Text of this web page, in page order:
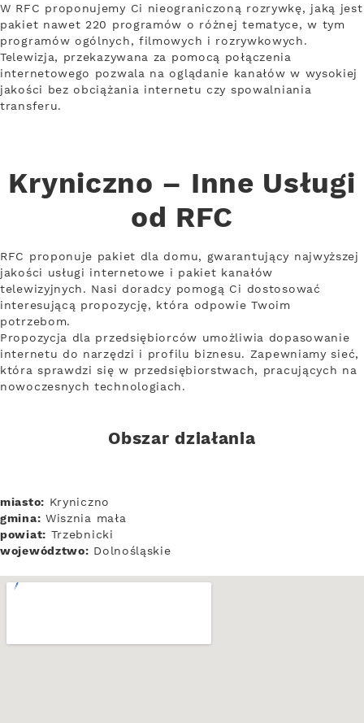
W RFC proponujemy Ci nieograniczoną rozrywkę, jaką jest
pakiet nawet 220 programów o różnej tematyce, w tym
programów ogólnych, filmowych i rozrywkowych.
Telewizja, przekazywana za pomocą połączenia
internetowego pozwala na oglądanie kanałów w wysokiej
jakości bez obciążania internetu czy spowalniania
transferu.
Kryniczno – Inne Usługi
od RFC
RFC proponuje pakiet dla domu, gwarantujący najwyższej
jakości usługi internetowe i pakiet kanałów
telewizyjnych. Nasi doradcy pomogą Ci dostosować
interesującą propozycję, która odpowie Twoim
potrzebom.
Propozycja dla przedsiębiorców umożliwia dopasowanie
internetu do narzędzi i profilu biznesu. Zapewniamy sieć,
która sprawdzi się w przedsiębiorstwach, pracujących na
nowoczesnych technologiach.
Obszar działania
miasto: Kryniczno
gmina: Wisznia mała
powiat: Trzebnicki
województwo: Dolnośląskie